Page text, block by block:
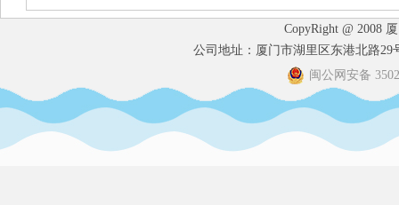
CopyRight @ 2008
公司地址：厦门市湖里区东港北路29
闽公网安备